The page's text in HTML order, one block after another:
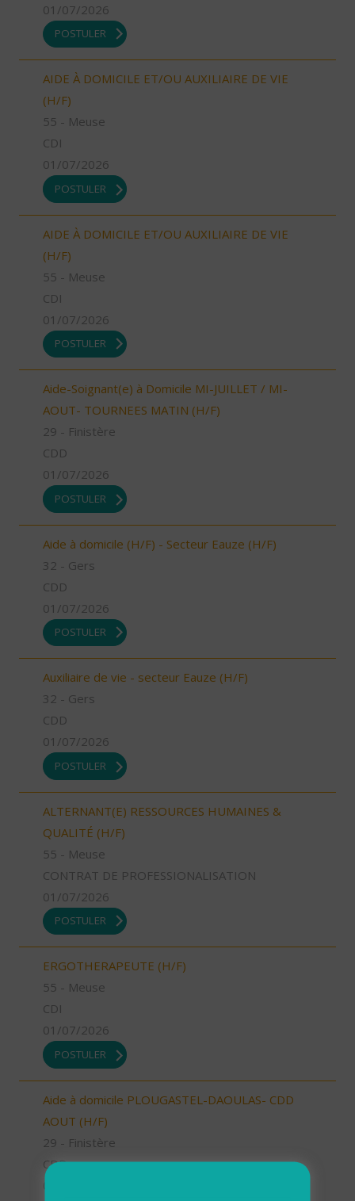
01/07/2026
POSTULER
AIDE À DOMICILE ET/OU AUXILIAIRE DE VIE
(H/F)
55 - Meuse
CDI
01/07/2026
POSTULER
AIDE À DOMICILE ET/OU AUXILIAIRE DE VIE
(H/F)
55 - Meuse
CDI
01/07/2026
POSTULER
Aide-Soignant(e) à Domicile MI-JUILLET / MI-
AOUT- TOURNEES MATIN (H/F)
29 - Finistère
CDD
01/07/2026
POSTULER
Aide à domicile (H/F) - Secteur Eauze (H/F)
32 - Gers
CDD
01/07/2026
POSTULER
Auxiliaire de vie - secteur Eauze (H/F)
32 - Gers
CDD
01/07/2026
POSTULER
ALTERNANT(E) RESSOURCES HUMAINES &
QUALITÉ (H/F)
55 - Meuse
CONTRAT DE PROFESSIONALISATION
01/07/2026
POSTULER
ERGOTHERAPEUTE (H/F)
55 - Meuse
CDI
01/07/2026
POSTULER
Aide à domicile PLOUGASTEL-DAOULAS- CDD
AOUT (H/F)
29 - Finistère
CDD